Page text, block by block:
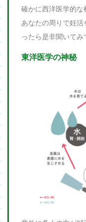
確かに西洋医学的な
あなたの周りで妊
ったら是非聞いてみ
東洋医学の神秘